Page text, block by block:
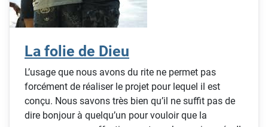
La folie de Dieu
L’usage que nous avons du rite ne permet pas
forcément de réaliser le projet pour lequel il est
conçu. Nous savons très bien qu’il ne suffit pas de
dire bonjour à quelqu’un pour vouloir que la